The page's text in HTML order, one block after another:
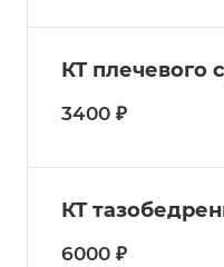
КТ плечевого
3400 ₽
КТ
6000 ₽